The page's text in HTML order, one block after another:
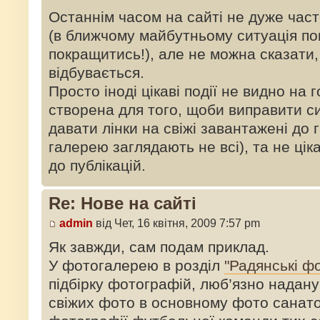
Останнім часом на сайті не дуже
(в ближчому майбутньому ситуація
покращитись!), але не можна
відбувається.
Просто іноді цікаві події не видно на
створена для того, щоби виправити
давати лінки на свіжі завантажені до
галерею заглядають не всі), та не
до публікацій.
Re: Нове на сайті
admin від Чет, 16 квітня, 2009 7:57 pm
Як завжди, сам подам приклад.
У фотогалерею в розділ "Радянські
підбірку фотографій, люб’язно
свіжих фото в основному фото